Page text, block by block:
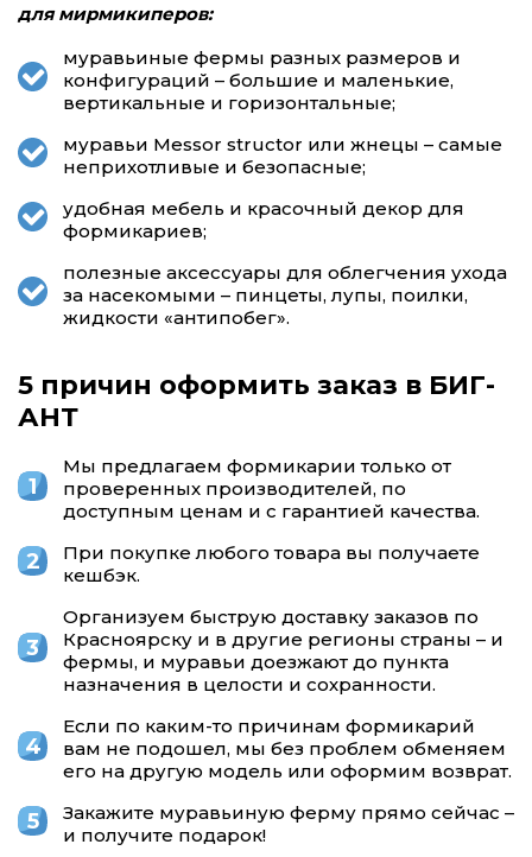
для мирмикиперов:
муравьиные фермы разных размеров и
конфигураций – большие и маленькие,
вертикальные и горизонтальные;
муравьи Messor structor или жнецы – самые
неприхотливые и безопасные;
удобная мебель и красочный декор для
формикариев;
полезные аксессуары для облегчения ухода
за насекомыми – пинцеты, лупы, поилки,
жидкости «антипобег».
5 причин оформить заказ в БИГ-
АНТ
Мы предлагаем формикарии только от
проверенных производителей, по
доступным ценам и с гарантией качества.
При покупке любого товара вы получаете
кешбэк.
Организуем быструю доставку заказов по
Красноярску и в другие регионы страны – и
фермы, и муравьи доезжают до пункта
назначения в целости и сохранности.
Если по каким-то причинам формикарий
вам не подошел, мы без проблем обменяем
его на другую модель или оформим возврат.
Закажите муравьиную ферму прямо сейчас –
и получите подарок!